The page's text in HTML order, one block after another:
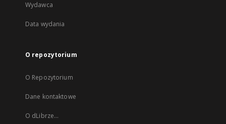
Wydawca
Data wydania
O repozytorium
O Repozytorium
Dane kontaktowe
O dLibrze...